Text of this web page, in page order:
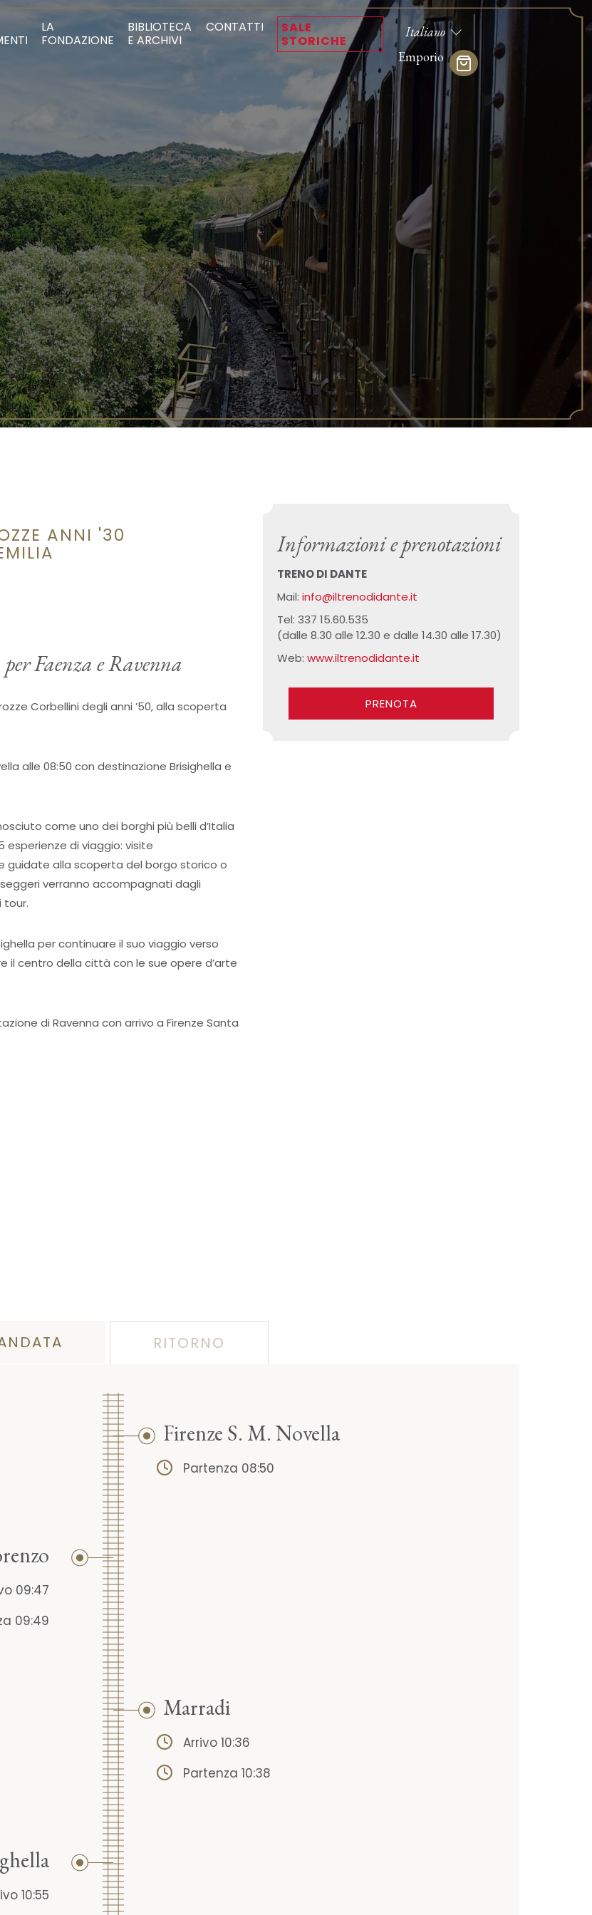
LA
FONDAZIONE
BIBLIOTECA
E ARCHIVI
CONTATTI
SALE
STORICHE
Emporio
ANNI '30
Faenza e Ravenna
Corbellini degli anni ’50, alla scoperta
alle 08:50 con destinazione Brisighella e
come uno dei borghi più belli d’Italia
di viaggio: visite
guidate alla scoperta del borgo storico o
verranno accompagnati dagli
tour.
per continuare il suo viaggio verso
il centro della città con le sue opere d’arte
di Ravenna con arrivo a Firenze Santa
Informazioni e prenotazioni
TRENO DI DANTE
Mail: info@iltrenodidante.it
Tel: 337 15.60.535
(dalle 8.30 alle 12.30 e dalle 14.30 alle 17.30)
Web: www.iltrenodidante.it
PRENOTA
RITORNO
Firenze S. M. Novella
Partenza 08:50
09:47
09:49
Marradi
Arrivo 10:36
Partenza 10:38
10:55